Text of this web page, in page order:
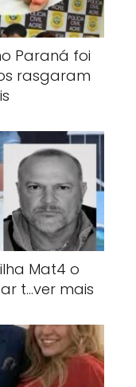
Paraná foi
rasgaram
Mat4 o
t…ver mais